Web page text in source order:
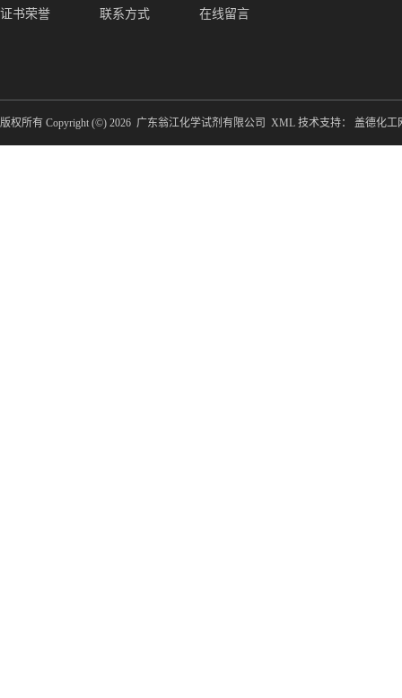
证书荣誉 联系方式 在线留言
版权所有 Copyright (©) 2026 广东翁江化学试剂有限公司 XML 技术支持： 盖德化工